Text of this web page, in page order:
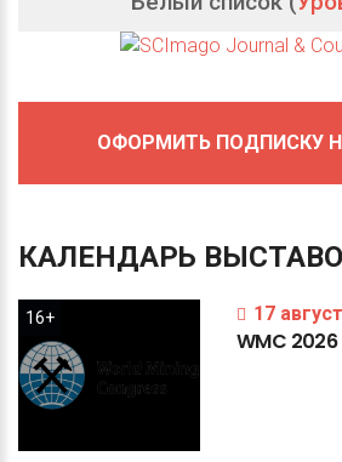
ОФОРМИТЬ ПОДПИСКУ
КАЛЕНДАРЬ
16+ 17
WMC 2026